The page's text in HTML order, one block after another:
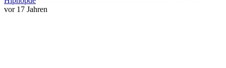
vor 17 Jahren